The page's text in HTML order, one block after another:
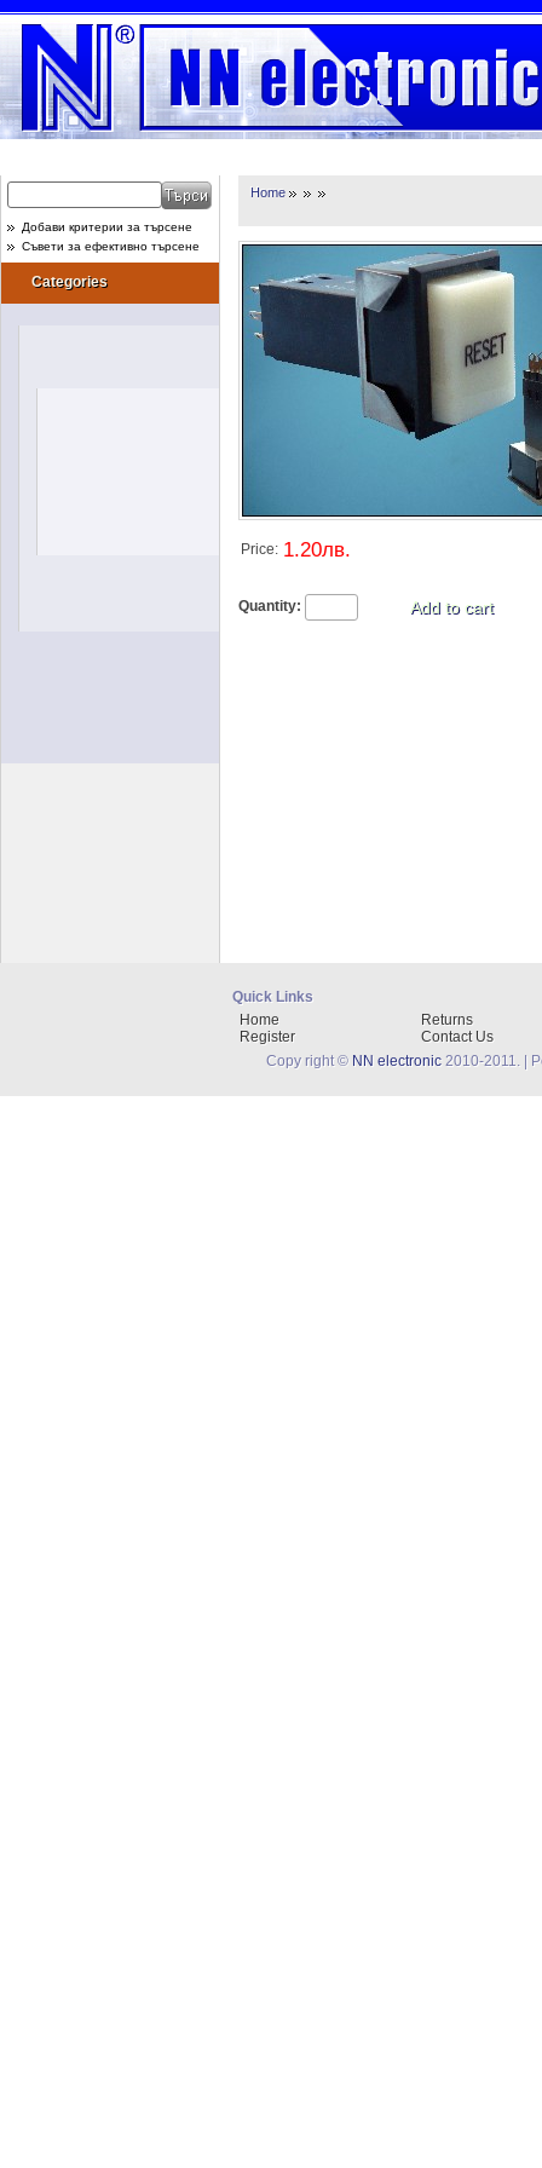
Добави критерии за търсене
Съвети за ефективно търсене
Categories
Home
Price: 1.20лв.
Quantity:
Quick Links
Home
Returns
Register
Contact Us
Copy right © NN electronic 2010-2011. |